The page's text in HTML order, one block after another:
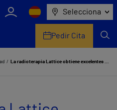
Selecciona
Pedir Cita
La radioterapia Lattice obtiene excelentes resultados en los tumores voluminosos de pulmón no operables